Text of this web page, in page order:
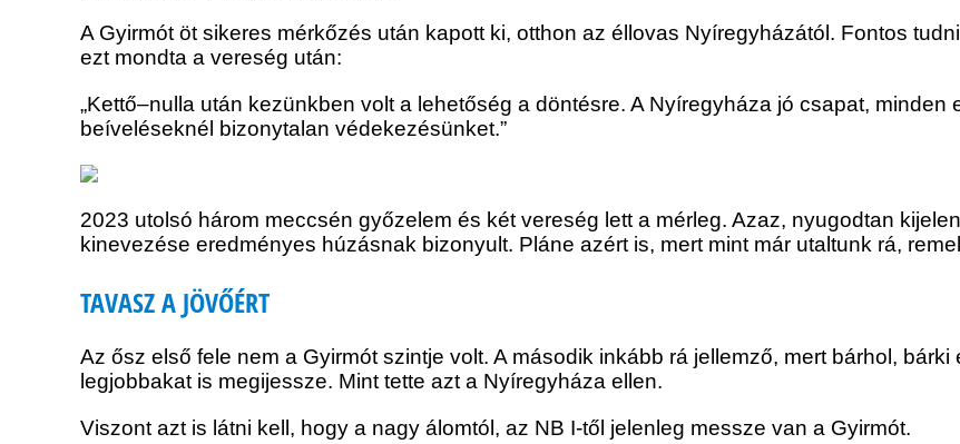
A Gyirmót öt sikeres mérkőzés után kapott ki, otthon az éllovas Nyíregyházától. Fontos
ezt mondta a vereség után:
„Kettő–nulla után kezünkben volt a lehetőség a döntésre. A Nyíregyháza jó csapat,
beíveléseknél bizonytalan védekezésünket.”
2023 utolsó három meccsén győzelem és két vereség lett a mérleg. Azaz, nyugodtan
kinevezése eredményes húzásnak bizonyult. Pláne azért is, mert mint már utaltunk rá,
TAVASZ A JÖVŐÉRT
Az ősz első fele nem a Gyirmót szintje volt. A második inkább rá jellemző, mert bárhol,
legjobbakat is megijessze. Mint tette azt a Nyíregyháza ellen.
Viszont azt is látni kell, hogy a nagy álomtól, az NB I-től jelenleg messze van a Gyirmót.